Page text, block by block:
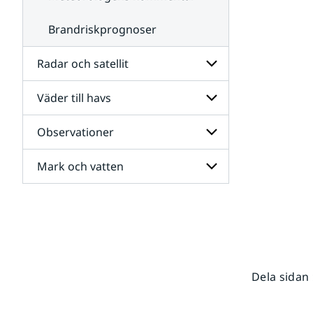
Brandriskprognoser
Radar och satellit
Undersidor
för
Radar
och
satellit
Väder till havs
Undersidor
för
Väder
till
havs
Observationer
Undersidor
för
Mark och vatten
Dela sidan